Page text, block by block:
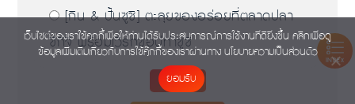
INDEX
[กิน & ปั้นซูชิ] ตะลุยของอร่อยที่ตลาดปลา
ซึกิจิ พร้อมเวิร์กชอปทำซูชิ
เว็บไซต์ของเราใช้คุกกี้เพื่อให้ท่านได้รับประสบการณ์การใช้งานที่ดียิ่งขึ้น คลิกเพื่อดู
ข้อมูลเพิ่มเติมเกี่ยวกับการใช้คุ๊กกี้ของเราผ่านทาง นโยบายความเป็นส่วนตัว
ยอมรับ